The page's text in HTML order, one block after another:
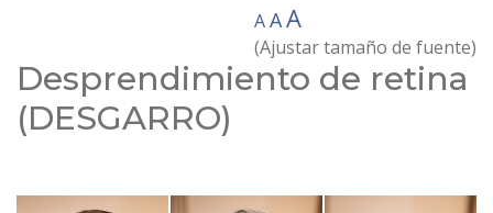
AAA
(Ajustar tamaño de fuente)
Desprendimiento de retina
(DESGARRO)